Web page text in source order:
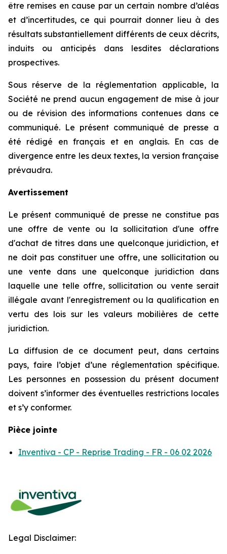
être remises en cause par un certain nombre d’aléas
et d’incertitudes, ce qui pourrait donner lieu à des
résultats substantiellement différents de ceux décrits,
induits ou anticipés dans lesdites déclarations
prospectives.
Sous réserve de la réglementation applicable, la
Société ne prend aucun engagement de mise à jour
ou de révision des informations contenues dans ce
communiqué. Le présent communiqué de presse a
été rédigé en français et en anglais. En cas de
divergence entre les deux textes, la version française
prévaudra.
Avertissement
Le présent communiqué de presse ne constitue pas
une offre de vente ou la sollicitation d'une offre
d'achat de titres dans une quelconque juridiction, et
ne doit pas constituer une offre, une sollicitation ou
une vente dans une quelconque juridiction dans
laquelle une telle offre, sollicitation ou vente serait
illégale avant l'enregistrement ou la qualification en
vertu des lois sur les valeurs mobilières de cette
juridiction.
La diffusion de ce document peut, dans certains
pays, faire l’objet d’une réglementation spécifique.
Les personnes en possession du présent document
doivent s’informer des éventuelles restrictions locales
et s’y conformer.
Pièce jointe
Inventiva - CP - Reprise Trading - FR - 06 02 2026
Legal Disclaimer: